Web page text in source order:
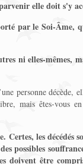
elle doit s'y
par le Soi-Âme,
ni elles-mêmes,
personne décède,
mais êtes-vous
Certes, les décédés
possibles
doivent être